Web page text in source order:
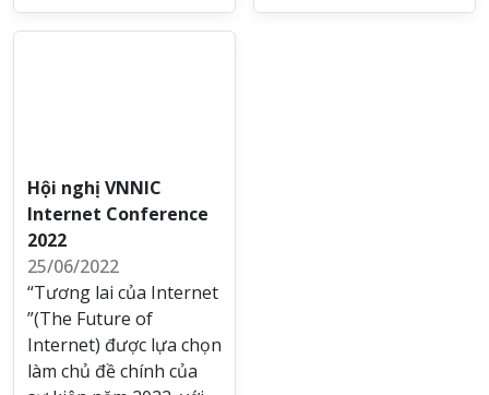
Hội nghị VNNIC
Internet Conference
2022
25/06/2022
“Tương lai của Internet
”(The Future of
Internet) được lựa chọn
làm chủ đề chính của